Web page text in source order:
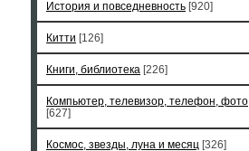
История и повседневность [920]
Китти [126]
Книги, библиотека [226]
Компьютер, телевизор, телефон, фото
[627]
Космос, звезды, луна и месяц [326]